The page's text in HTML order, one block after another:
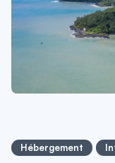
Hébergement